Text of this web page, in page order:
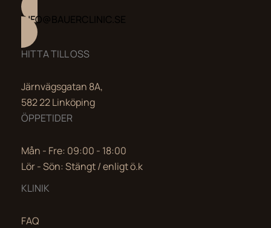
INFO@BAUERCLINIC.SE
HITTA TILL OSS
Järnvägsgatan 8A,
582 22 Linköping
ÖPPETIDER
Mån - Fre: 09:00 - 18:00
Lör - Sön: Stängt / enligt ö.k
KLINIK
FAQ